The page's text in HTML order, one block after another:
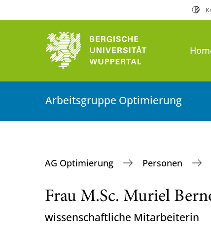
Arbeitsgruppe Optimierung
AG Optimierung Personen
Frau M.Sc. Muriel
wissenschaftliche Mitarbeiterin